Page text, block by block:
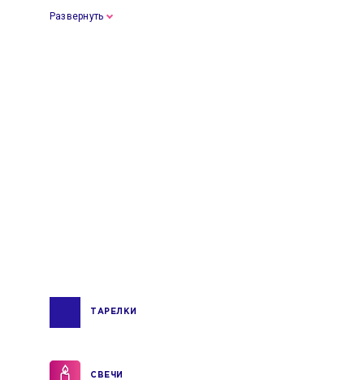
Развернуть
ТАРЕЛКИ
СВЕЧИ